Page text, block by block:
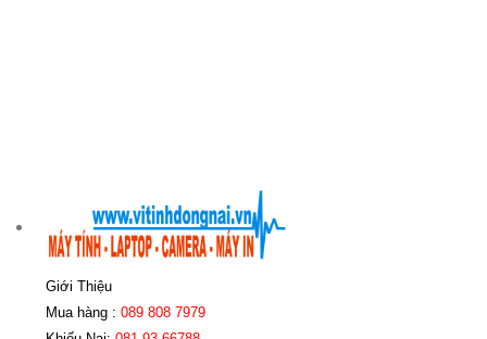
Giới Thiệu
Mua hàng : 089 808 7979